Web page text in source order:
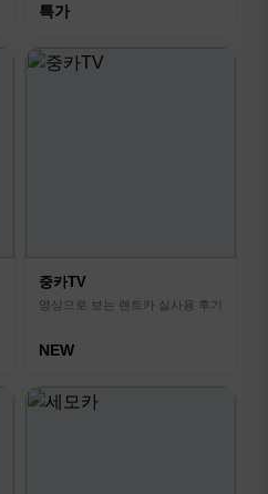
특가
중카TV
영상으로 보는 렌트카 실사용 후기
NEW